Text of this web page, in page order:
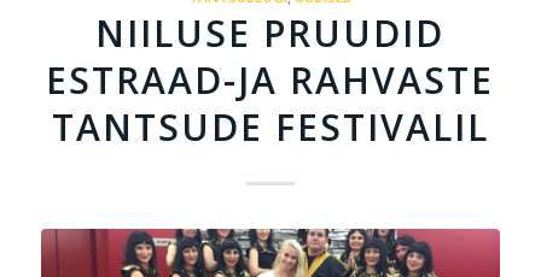
NIILUSE PRUUDID
ESTRAAD-JA RAHVASTE
TANTSUDE FESTIVALIL